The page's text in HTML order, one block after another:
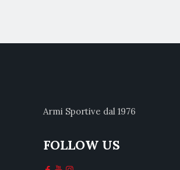
Armi Sportive dal 1976
FOLLOW US